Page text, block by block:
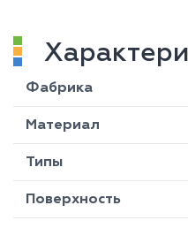
Фабрика
Материал
Типы
Поверхность